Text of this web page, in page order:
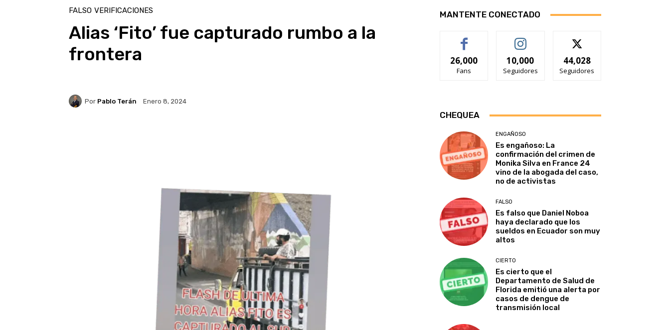
FALSO VERIFICACIONES
Alias ‘Fito’ fue capturado rumbo a la
frontera
Por Pablo Terán Enero 8, 2024
MANTENTE CONECTADO
26,000
Fans
10,000
Seguidores
44,028
Seguidores
CHEQUEA
ENGAÑOSO
Es engañoso: La
confirmación del crimen de
Monika Silva en France 24
vino de la abogada del caso,
no de activistas
FALSO
Es falso que Daniel Noboa
haya declarado que los
sueldos en Ecuador son muy
altos
CIERTO
Es cierto que el
Departamento de Salud de
Florida emitió una alerta por
casos de dengue de
transmisión local